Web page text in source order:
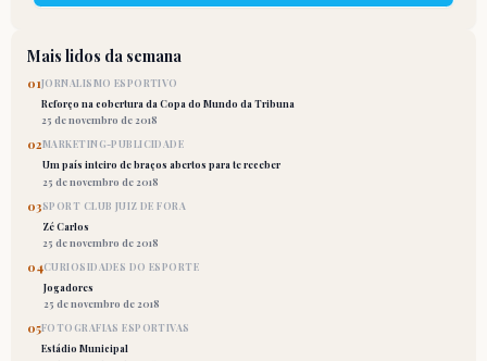
Mais lidos da semana
01JORNALISMO ESPORTIVO
Reforço na cobertura da Copa do Mundo da Tribuna
25 de novembro de 2018
02 MARKETING-PUBLICIDADE
Um país inteiro de braços abertos para te receber
25 de novembro de 2018
03SPORT CLUB JUIZ DE FORA
Zé Carlos
25 de novembro de 2018
04CURIOSIDADES DO ESPORTE
Jogadores
25 de novembro de 2018
05FOTOGRAFIAS ESPORTIVAS
Estádio Municipal